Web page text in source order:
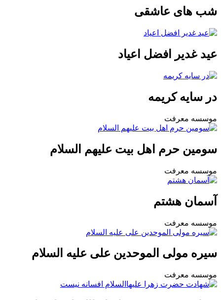
شب های عاشقی
عید غدیر افضل اعیاد
در سایه کریمه
موسسه معرفت
سومین حرم اهل بیت علیهم السلام
موسسه معرفت
آسمان هشتم
موسسه معرفت
سیره مولی الموحدین علی علیه السلام
موسسه معرفت